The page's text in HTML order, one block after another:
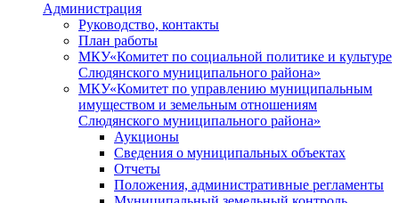
Администрация
Руководство, контакты
План работы
МКУ«Комитет по социальной политике и культуре
Слюдянского муниципального района»
МКУ«Комитет по управлению муниципальным
имуществом и земельным отношениям
Слюдянского муниципального района»
Аукционы
Сведения о муниципальных объектах
Отчеты
Положения, административные регламенты